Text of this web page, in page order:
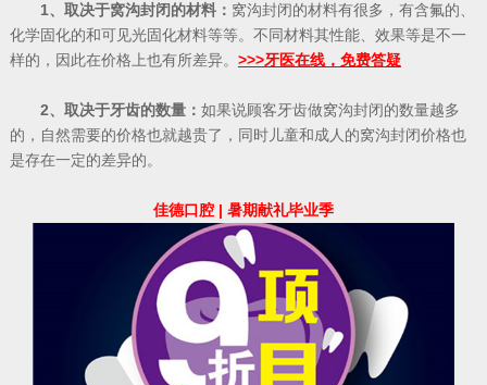
1、取决于窝沟封闭的材料： 窝沟封闭的材料有很多，有含氟的、
化学固化的和可见光固化材料等等。不同材料其性能、效果等是不一
样的，因此在价格上也有所差异。 >>>牙医在线，免费答疑
2、取决于牙齿的数量： 如果说顾客牙齿做窝沟封闭的数量越多
的，自然需要的价格也就越贵了，同时儿童和成人的窝沟封闭价格也
是存在一定的差异的。
佳德口腔 | 暑期献礼毕业季